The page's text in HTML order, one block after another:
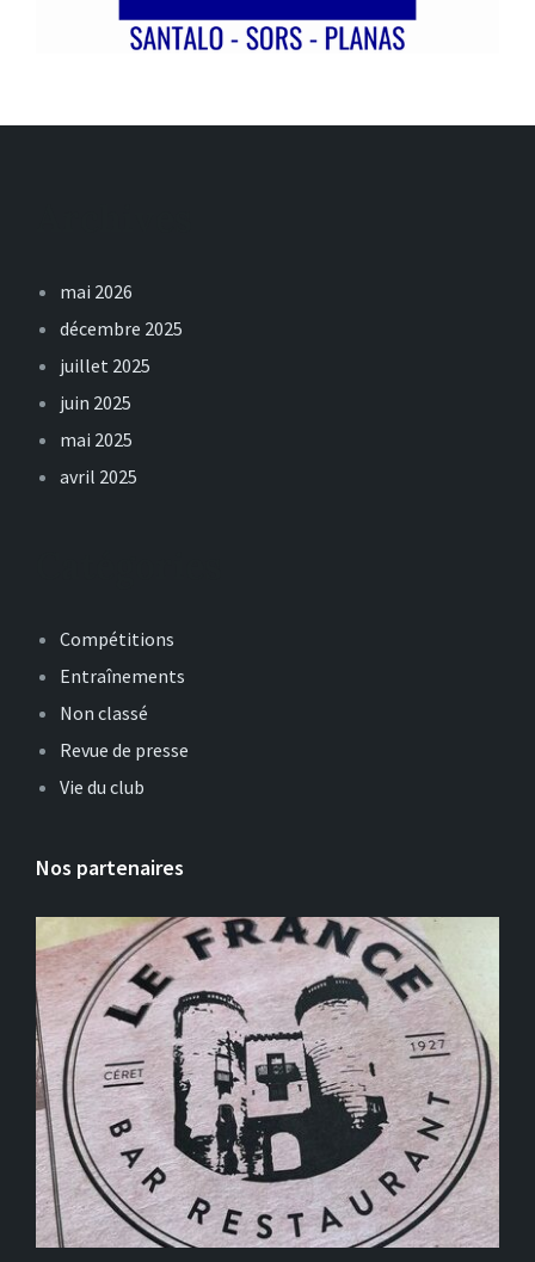
mai 2026
décembre 2025
juillet 2025
juin 2025
mai 2025
avril 2025
Compétitions
Entraînements
Non classé
Revue de presse
Vie du club
Nos partenaires